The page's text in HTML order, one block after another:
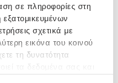
σε πληροφορίες στη
σχετικά με
εικόνα του κοινού
τη δυνατότητα
Όταν
σε κριτικές χρηστών
SHOPFLIX ή έχουν